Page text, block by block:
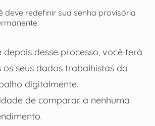
deve redefinir sua senha provisória
desse processo, você terá
os seus dados trabalhistas da
digitalmente.
de comparar a nenhuma